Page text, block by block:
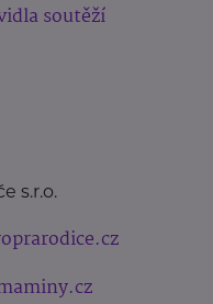
soutěží
s.r.o.